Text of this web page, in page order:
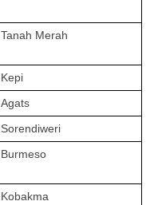
Tanah Merah
Kepi
Agats
Sorendiweri
Burmeso
Kobakma